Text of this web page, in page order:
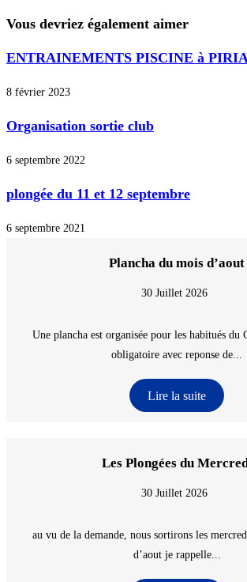
Vous devriez également aimer
ENTRAINEMENTS PISCINE à
8 février 2023
Organisation sortie club
6 septembre 2022
plongée du 11 et 12 septembre
6 septembre 2021
Plancha du mois d’aout
30 Juillet 2026
Une plancha est organisée pour les habitués
obligatoire avec reponse de...
Lire la suite
Les Plongées du
30 Juillet 2026
au vu de la demande, nous sortirons les
d’aout je rappelle...